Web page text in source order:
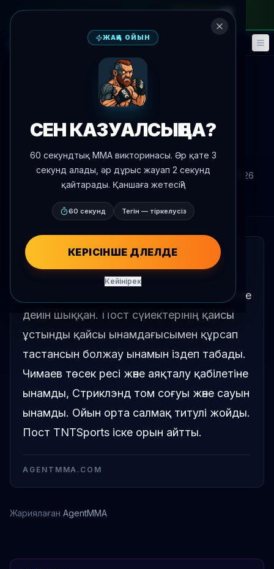
🎮 Фэнтези Оқиғалар
Медиа
Лента мәтіндері: Чимаев -
Стриклэнд UFC 328-де
Автор: Oscar Nascimento 2026 ж. 9 мамыр
, 18:26
AgentMMA.com
ҚЫСҚАША
Хамзат Чимаев және Сеан Стриклэндтің
резюме салыстыру графикасы UFC 328-ге
дейін шыққан. Пост сүйектерінің қайсы
ұстынды қайсы ынамдағысымен құрсап
тастансын болжау ынамын іздеп табады.
Чимаев төсек ресі және аяқталу қабілетіне
ынамды, Стриклэнд том соғуы және сауын
ынамды. Ойын орта салмақ титулі жойды.
Пост TNTSports іске орын айтты.
AGENTMMA.COM
Жариялаған AgentMMA
ЖАҢА ОЙЫН
СЕН КАЗУАЛСЫҢ БА?
60 секундтық MMA викторинасы. Әр қате 3
секунд алады, әр дұрыс жауап 2 секунд
қайтарады. Қаншаға жетесің?
60 секунд Тегін — тіркелусіз
КЕРІСІНШЕ ДӘЛЕЛДЕ
Кейінірек